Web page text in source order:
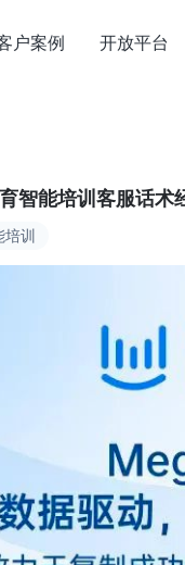
户案例 开放平台
培训
智能培训客服话术